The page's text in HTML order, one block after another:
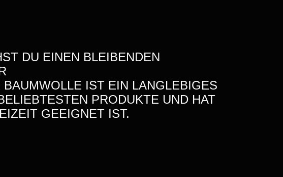
,
0
DU EINEN BLEIBENDEN
IST EIN LANGLEBIGES
PRODUKTE UND HAT
GEEIGNET IST.